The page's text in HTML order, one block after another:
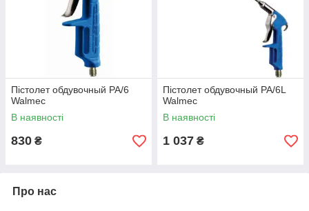
Пістолет обдувочный PA/6
Walmec
В наявності
830 ₴
Пістолет обдувочный PA/6L
Walmec
В наявності
1 037 ₴
Про нас